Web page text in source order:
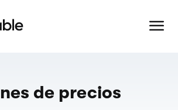
de precios